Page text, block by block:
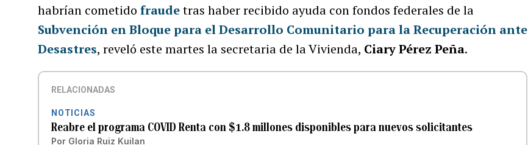
habrían cometidofraudetras haber recibido ayuda con fondos federales de la
Subvención en Bloque para el Desarrollo Comunitario para la Recuperación ante
Desastres, reveló este martes la secretaria de la Vivienda, Ciary Pérez Peña.
RELACIONADAS
NOTICIAS
Reabre el programa COVID Renta con $1.8 millones disponibles para nuevos solicitantes
Por Gloria Ruiz Kuilan